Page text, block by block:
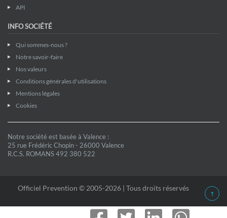
API
INFO SOCIÉTÉ
Qui sommes-nous ?
Notre savoir-faire
Nos valeurs
Conditions générales d'utilisations
Mentions légales
Cookies
Notre société est basée à Valence :
25 rue Frédéric Chopin - 26000 Valence
R.C.S. ROMANS 492 380 522
Officiel Prevention © 2005-2026 | Tous droits réservés